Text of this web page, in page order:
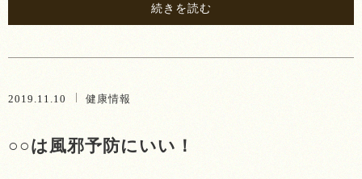
続きを読む
2019.11.10 健康情報
○○は風邪予防にいい！